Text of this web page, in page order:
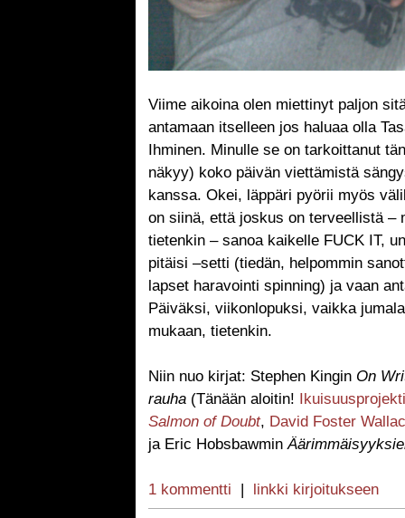
Viime aikoina olen miettinyt paljon
antamaan itselleen jos haluaa olla
Ihminen. Minulle se on tarkoittanut
näkyy) koko päivän viettämistä
kanssa. Okei, läppäri pyörii myös
on siinä, että joskus on terveellistä –
tietenkin – sanoa kaikelle FUCK IT,
pitäisi –setti (tiedän, helpommin
lapset haravointi spinning) ja vaan
Päiväksi, viikonlopuksi, vaikka
mukaan, tietenkin.
Niin nuo kirjat: Stephen Kingin On
rauha (Tänään aloitin! Ikuisuusprojekti
Salmon of Doubt, David Foster
ja Eric Hobsbawmin
1 kommentti | linkki kirjoitukseen